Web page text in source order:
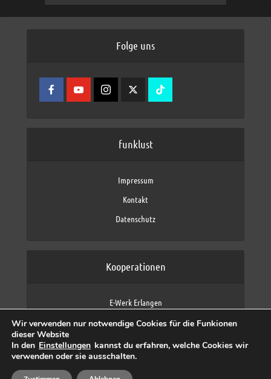
Folge uns
funklust
Impressum
Kontakt
Datenschutz
Kooperationen
E-Werk Erlangen
Fraunhofer IIS
max neo (AFK max)
Wir verwenden nur notwendige Cookies für die Funkionen
dieser Website
In den Einstellungen kannst du erfahren, welche Cookies wir
verwenden oder sie ausschalten.